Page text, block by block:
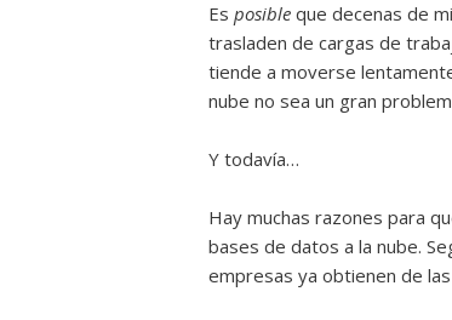
Es posible que decenas de
trasladen de cargas de
tiende a moverse
nube no sea un gran
Y todavía…
Hay muchas razones para
bases de datos a la nube.
empresas ya obtienen de